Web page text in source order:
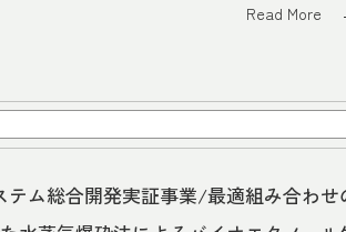
Read More
テム総合開発実証事業/最適組み合わせ